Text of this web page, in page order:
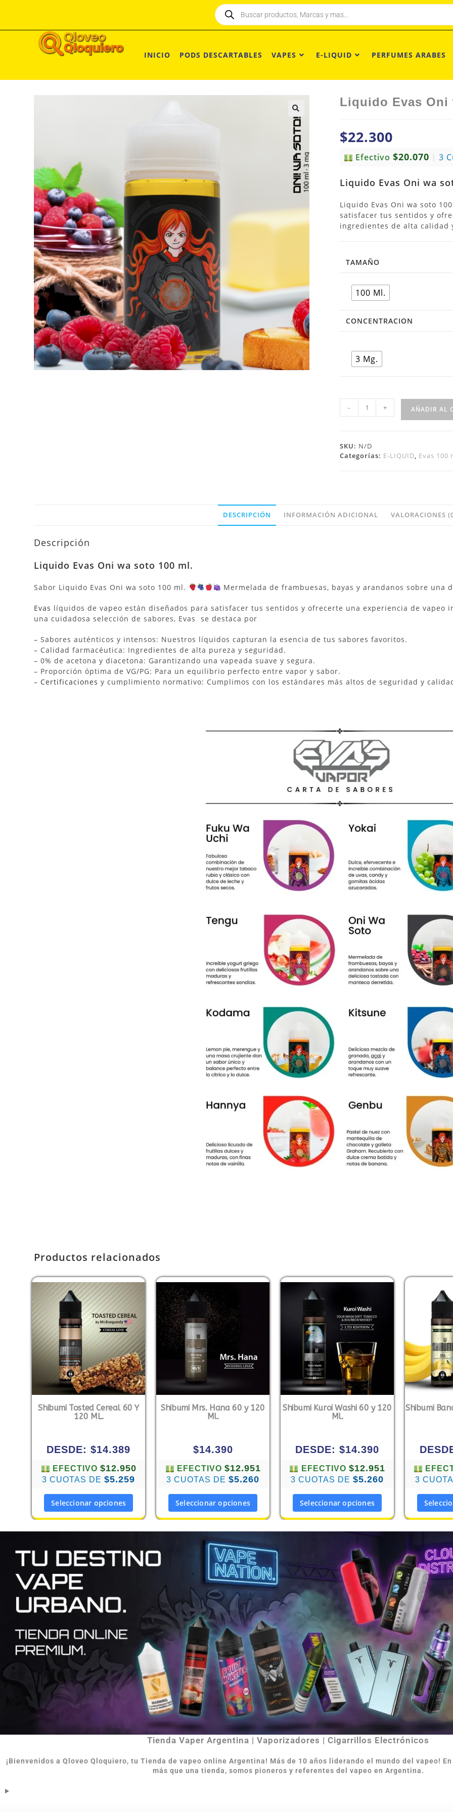
INICIO PODS DESCARTABLES VAPES E-LIQUID PERFUMES ARABES
Liquido Evas Oni
$22.300
Efectivo$20.070 | 3
Liquido Evas Oni wa
Liquido Evas Oni wa soto
satisfacer tus sentidos y
ingredientes de alta calidad
TAMAÑO
100 Ml.
CONCENTRACION
3 Mg.
- + AÑADIR AL
SKU: N/D
Categorías: E-LIQUID, Evas 100
DESCRIPCIÓN INFORMACIÓN ADICIONAL VALORACIONES
Descripción
Liquido Evas Oni wa soto 100 ml.
Sabor Liquido Evas Oni wa soto 100 ml. Mermelada de frambuesas, bayas y arandanos sobre una
Evas líquidos de vapeo están diseñados para satisfacer tus sentidos y ofrecerte una experiencia de
una cuidadosa selección de sabores, Evas se destaca por
– Sabores auténticos y intensos: Nuestros líquidos capturan la esencia de tus sabores favoritos.
– Calidad farmacéutica: Ingredientes de alta pureza y seguridad.
– 0% de acetona y diacetona: Garantizando una vapeada suave y segura.
– Proporción óptima de VG/PG: Para un equilibrio perfecto entre vapor y sabor.
– Certificaciones y cumplimiento normativo: Cumplimos con los estándares más altos de seguridad y
Productos relacionados
Shibumi Tosted Cereal 60 Y
120 ML.
DESDE:$14.389
EFECTIVO $12.950
3 CUOTAS DE$5.259
Seleccionar opciones
Shibumi Mrs. Hana 60 y 120
Ml.
$14.390
EFECTIVO $12.951
3 CUOTAS DE$5.260
Seleccionar opciones
Shibumi Kuroi Washi 60 y 120
Ml.
DESDE: $14.390
EFECTIVO $12.951
3 CUOTAS DE $5.260
Seleccionar opciones
Shibumi
3
Tienda Vaper Argentina | Vaporizadores | Cigarrillos Electrónicos
¡Bienvenidos a Qloveo Qloquiero, tu Tienda de vapeo online Argentina! Más de 10 años liderando el mundo del vapeo!
más que una tienda, somos pioneros y referentes del vapeo en Argentina.